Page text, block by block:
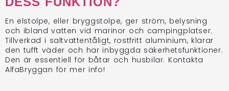
En elstolpe, eller bryggstolpe, ger ström, belysning
och ibland vatten vid marinor och campingplatser.
Tillverkad i saltvattentåligt, rostfritt aluminium, klarar
den tufft väder och har inbyggda säkerhetsfunktioner.
Den är essentiell för båtar och husbilar. Kontakta
AlfaBryggan för mer info!